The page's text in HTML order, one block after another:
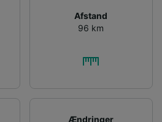
Afstand
96 km
Ændringer